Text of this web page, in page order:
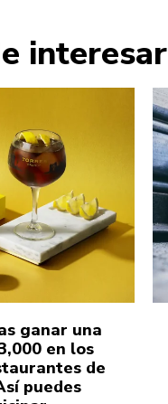
interesar
ganar una
en los
de
puedes